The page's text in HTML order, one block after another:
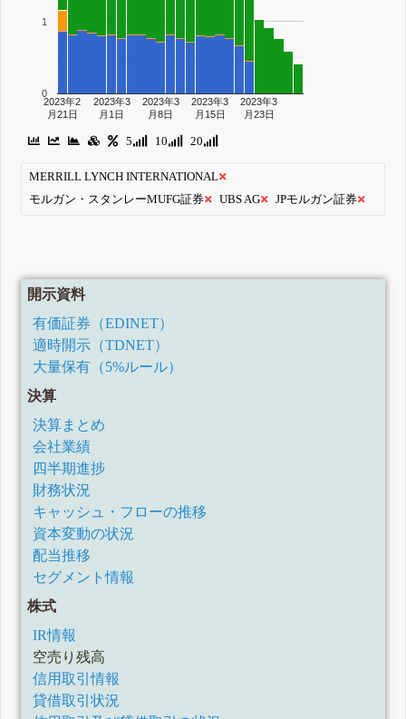
2023年2
月21日
2023年3
月1日
2023年3
月8日
2023年3
月15日
2023年3
月23日
0
1
5 10 20
MERRILL LYNCH INTERNATIONAL
モルガン・スタンレーMUFG証券
UBS AG JPモルガン証券
開示資料
有価証券（EDINET）
適時開示（TDNET）
大量保有（5%ルール）
決算
決算まとめ
会社業績
四半期進捗
財務状況
キャッシュ・フローの推移
資本変動の状況
配当推移
セグメント情報
株式
IR情報
空売り残高
信用取引情報
貸借取引状況